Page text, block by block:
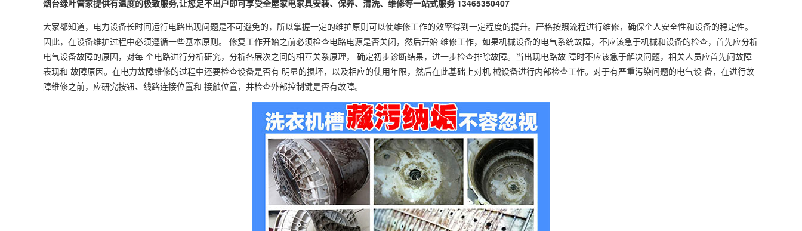
烟台绿叶管家提供有温度的极致服务,让您足不出户即可享受全屋家电家具安装、保养、清洗、维修等一站式服务 13465350407
大家都知道，电力设备长时间运行电路出现问题是不可避免的，所以掌握一定的维护原则可以使维修工作的效率得到一定程度的提升。严格按照流程进行维修，确保个人安全性和设备的稳定性。
因此，在设备维护过程中必须遵循一些基本原则。 修复工作开始之前必须检查电路电源是否关闭，然后开始 维修工作，如果机械设备的电气系统故障，不应该急于机械和设备的检查，首先应分析
电气设备故障的原因，对每 个电路进行分析研究，分析各层次之间的相互关系原理， 确定初步诊断结果，进一步检查排除故障。当出现电路故 障时不应该急于解决问题，相关人员应首先问故障
表现和 故障原因。在电力故障维修的过程中还要检查设备是否有 明显的损坏，以及相应的使用年限，然后在此基础上对机 械设备进行内部检查工作。对于有严重污染问题的电气设 备，在进行故
障维修之前，应研究按钮、线路连接位置和 接触位置，并检查外部控制键是否有故障。